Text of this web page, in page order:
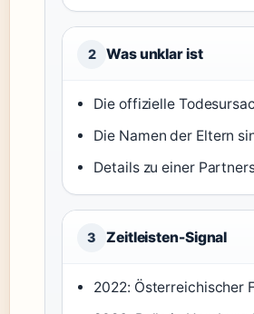
2 Was unklar ist
Die offizielle
Die Namen der Eltern
Details zu einer
3 Zeitleisten-Signal
2022: Österreichischer